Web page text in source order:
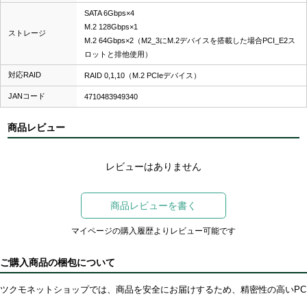
ストレージ
SATA 6Gbps×4
M.2 128Gbps×1
M.2 64Gbps×2（M2_3にM.2デバイスを搭載した場合PCI_E2ス
ロットと排他使用）
対応RAID RAID 0,1,10（M.2 PCIeデバイス）
JANコード 4710483949340
商品レビュー
レビューはありません
商品レビューを書く
マイページの購入履歴よりレビュー可能です
ご購入商品の梱包について
ツクモネットショップでは、商品を安全にお届けするため、精密性の高いPC